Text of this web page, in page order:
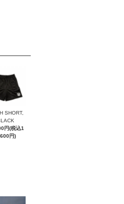
SHORT,
円(税込1
円)